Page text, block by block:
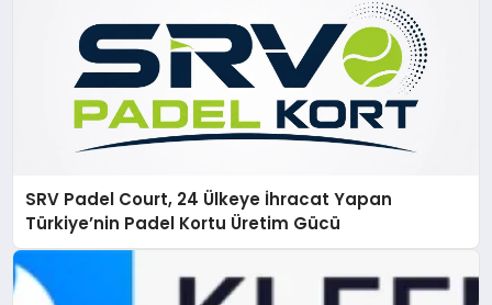
SRV Padel Court, 24 Ülkeye İhracat Yapan
Türkiye’nin Padel Kortu Üretim Gücü